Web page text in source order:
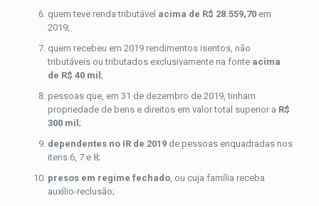
quem teve renda tributável acima de R$ 28.559,70em
2019;
quem recebeu em 2019 rendimentos isentos, não
tributáveis ou tributados exclusivamente na fonte acima
de R$ 40 mil ;
pessoas que, em 31 de dezembro de 2019, tinham
propriedade de bens e direitos em valor total superior a R$
300 mil ;
dependentes no IR de 2019de pessoas enquadradas nos
itens 6, 7 e 8;
presos em regime fechado, ou cuja família receba
auxílio-reclusão;